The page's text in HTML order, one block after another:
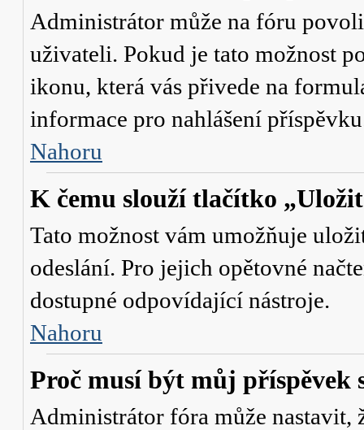
Administrátor může na fóru
uživateli. Pokud je tato možnost
ikonu, která vás přivede na
informace pro nahlášení
Nahoru
K čemu slouží tlačítko
Tato možnost vám umožňuje
odeslání. Pro jejich opětovné
dostupné odpovídající nástroje.
Nahoru
Proč musí být můj příspěvek
Administrátor fóra může nastavit,